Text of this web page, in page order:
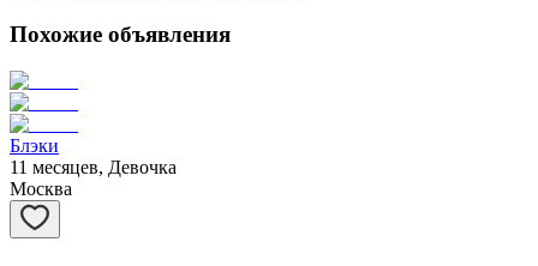
Похожие объявления
Блэки
11 месяцев, Девочка
Москва